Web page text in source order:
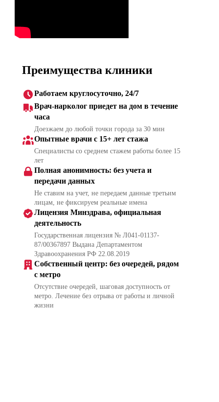
Преимущества клиники
Работаем круглосуточно, 24/7
Врач-нарколог приедет на дом в течение
часа
Доезжаем до любой точки города за 30 мин
Опытные врачи с 15+ лет стажа
Специалисты со среднем стажем работы более 15
лет
Полная анонимность: без учета и
передачи данных
Не ставим на учет, не передаем данные третьим
лицам, не фиксируем реальные имена
Лицензия Минздрава, официальная
деятельность
Государственная лицензия № Л041-01137-
87/00367897 Выдана Департаментом
Здравоохранения РФ 22.08.2019
Собственный центр: без очередей, рядом
с метро
Отсутствие очередей, шаговая доступность от
метро. Лечение без отрыва от работы и личной
жизни